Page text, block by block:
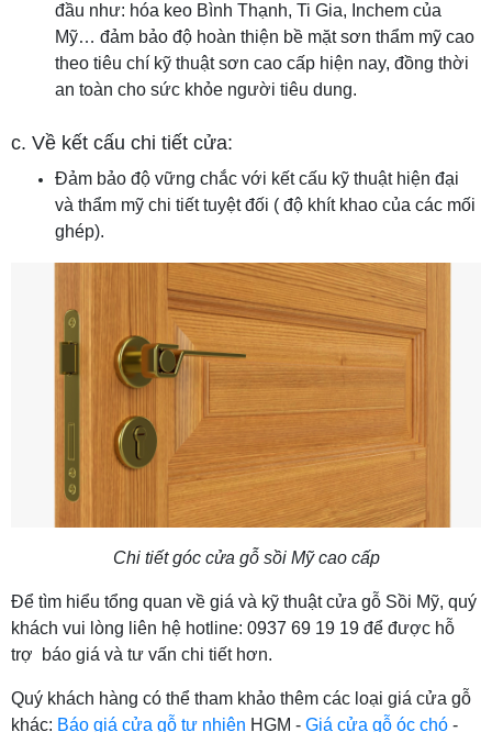
đầu như: hóa keo Bình Thạnh, Ti Gia, Inchem của
Mỹ… đảm bảo độ hoàn thiện bề mặt sơn thẩm mỹ cao
theo tiêu chí kỹ thuật sơn cao cấp hiện nay, đồng thời
an toàn cho sức khỏe người tiêu dung.
c. Về kết cấu chi tiết cửa:
Đảm bảo độ vững chắc với kết cấu kỹ thuật hiện đại
và thẩm mỹ chi tiết tuyệt đối ( độ khít khao của các mối
ghép).
Chi tiết góc cửa gỗ sồi Mỹ cao cấp
Để tìm hiểu tổng quan về giá và kỹ thuật cửa gỗ Sồi Mỹ, quý
khách vui lòng liên hệ hotline: 0937 69 19 19 để được hỗ
trợ báo giá và tư vấn chi tiết hơn.
Quý khách hàng có thể tham khảo thêm các loại giá cửa gỗ
khác: Báo giá cửa gỗ tự nhiên HGM - Giá cửa gỗ óc chó -